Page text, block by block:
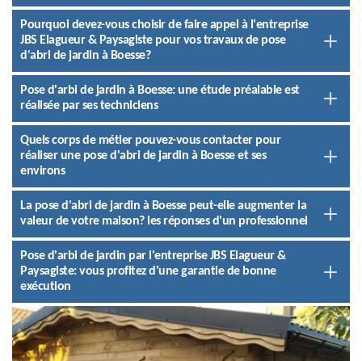
Pourquoi devez-vous choisir de faire appel à l'entreprise
JBS Elagueur & Paysagiste pour vos travaux de pose
d'abri de jardin à Boesse?
Pose d'arbi de jardin à Boesse: une étude préalable est
réalisée par ses techniciens
Quels corps de métier pouvez-vous contacter pour
réaliser une pose d'abri de jardin à Boesse et ses
environs
La pose d'abri de jardin à Boesse peut-elle augmenter la
valeur de votre maison? les réponses d'un professionnel
Pose d'arbi de jardin par l'entreprise JBS Elagueur &
Paysagiste: vous profitez d'une garantie de bonne
exécution